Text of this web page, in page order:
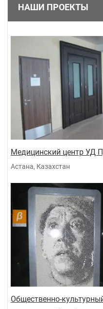
НАШИ ПРОЕКТЫ
Медицинский центр УД
Астана, Казахстан
Общественно-